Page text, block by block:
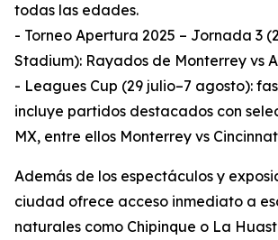
todas las edades.
- Torneo Apertura 2025 – Jornada 3
Stadium): Rayados de Monterrey vs
- Leagues Cup (29 julio–7 agosto):
incluye partidos destacados con
MX, entre ellos Monterrey vs
Además de los espectáculos y
ciudad ofrece acceso inmediato a
naturales como Chipinque o La